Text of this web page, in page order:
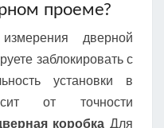
проеме?
дверной
заблокировать с
установки в
от точности
коробка Для